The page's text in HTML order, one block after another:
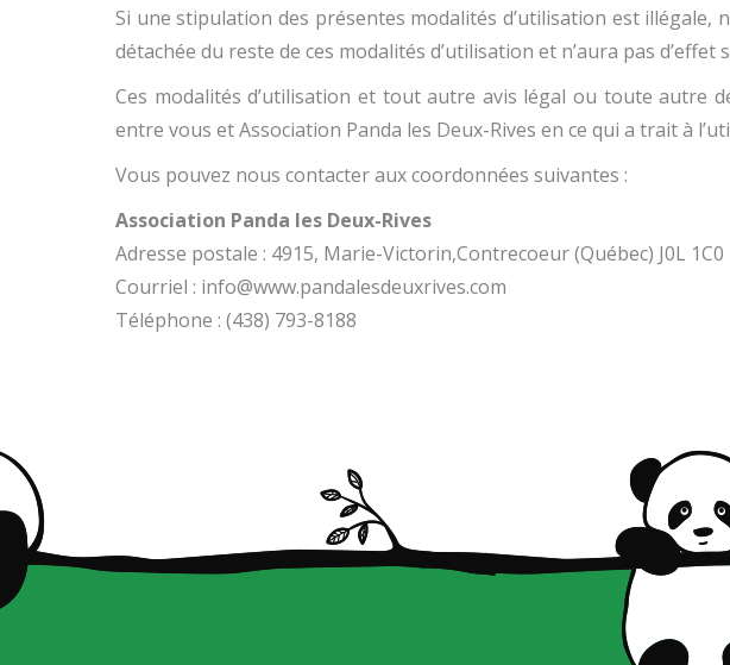
Si une stipulation des présentes modalités d’utilisation est
détachée du reste de ces modalités d’utilisation et n’aura pas
Ces modalités d’utilisation et tout autre avis légal ou toute autre
entre vous et Association Panda les Deux-Rives en ce qui a trait à
Vous pouvez nous contacter aux coordonnées suivantes :
Association Panda les Deux-Rives
Adresse postale : 4915, Marie-Victorin,Contrecoeur (Québec) J0L 1C0
Courriel : info@www.pandalesdeuxrives.com
Téléphone : (438) 793-8188